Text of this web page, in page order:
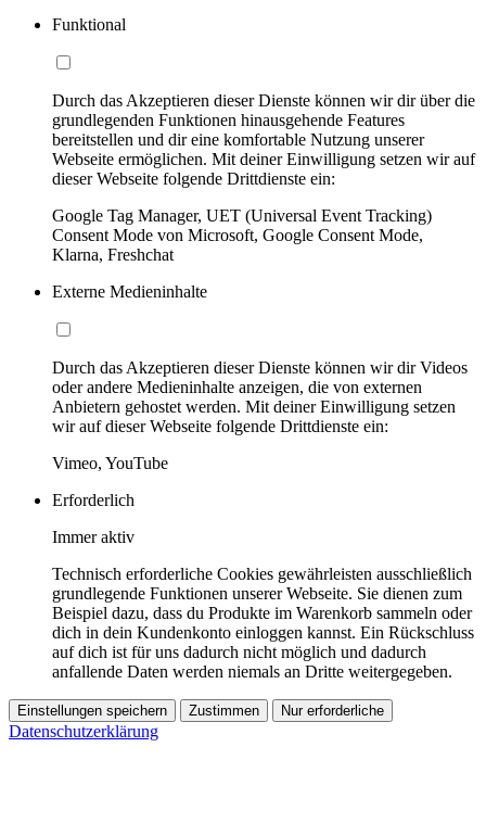
Funktional
Durch das Akzeptieren dieser Dienste können wir dir über die
grundlegenden Funktionen hinausgehende Features
bereitstellen und dir eine komfortable Nutzung unserer
Webseite ermöglichen. Mit deiner Einwilligung setzen wir auf
dieser Webseite folgende Drittdienste ein:
Google Tag Manager, UET (Universal Event Tracking)
Consent Mode von Microsoft, Google Consent Mode,
Klarna, Freshchat
Externe Medieninhalte
Durch das Akzeptieren dieser Dienste können wir dir Videos
oder andere Medieninhalte anzeigen, die von externen
Anbietern gehostet werden. Mit deiner Einwilligung setzen
wir auf dieser Webseite folgende Drittdienste ein:
Vimeo, YouTube
Erforderlich
Immer aktiv
Technisch erforderliche Cookies gewährleisten ausschließlich
grundlegende Funktionen unserer Webseite. Sie dienen zum
Beispiel dazu, dass du Produkte im Warenkorb sammeln oder
dich in dein Kundenkonto einloggen kannst. Ein Rückschluss
auf dich ist für uns dadurch nicht möglich und dadurch
anfallende Daten werden niemals an Dritte weitergegeben.
Einstellungen speichern Zustimmen Nur erforderliche
Datenschutzerklärung